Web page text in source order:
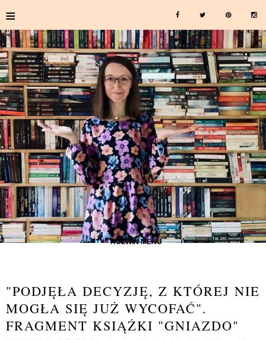
≡
≡ ROZWIŃ MENU
"PODJĘŁA DECYZJĘ, Z KTÓREJ NIE
MOGŁA SIĘ JUŻ WYCOFAĆ".
FRAGMENT KSIĄŻKI "GNIAZDO"